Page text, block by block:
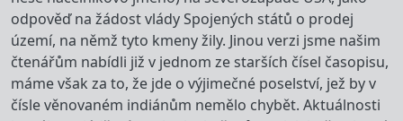
odpověď na žádost vlády Spojených států o prodej
území, na němž tyto kmeny žily. Jinou verzi jsme našim
čtenářům nabídli již v jednom ze starších čísel časopisu,
máme však za to, že jde o výjimečné poselství, jež by v
čísle věnovaném indiánům nemělo chybět. Aktuálnosti